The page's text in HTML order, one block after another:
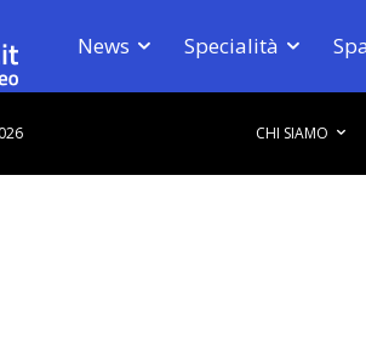
News Specialità
CHI SIAMO